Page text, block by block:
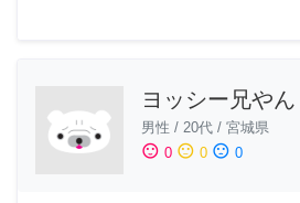
ヨッシー兄やん
男性 / 20代 / 宮城県
sentiment_satisfied 0 sentiment_neutral 0 sentiment_dissatisfied 0